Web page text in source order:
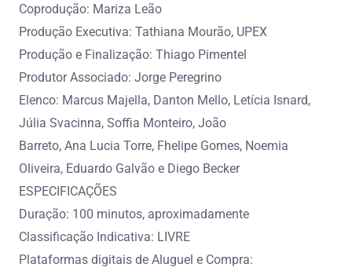
Coprodução: Mariza Leão
Produção Executiva: Tathiana Mourão, UPEX
Produção e Finalização: Thiago Pimentel
Produtor Associado: Jorge Peregrino
Elenco: Marcus Majella, Danton Mello, Letícia Isnard,
Júlia Svacinna, Soffia Monteiro, João
Barreto, Ana Lucia Torre, Fhelipe Gomes, Noemia
Oliveira, Eduardo Galvão e Diego Becker
ESPECIFICAÇÕES
Duração: 100 minutos, aproximadamente
Classificação Indicativa: LIVRE
Plataformas digitais de Aluguel e Compra: